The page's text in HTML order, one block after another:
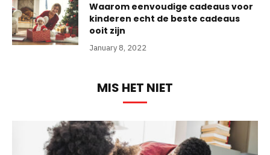
Waarom eenvoudige cadeaus voor
kinderen echt de beste cadeaus
ooit zijn
January 8, 2022
MIS HET NIET